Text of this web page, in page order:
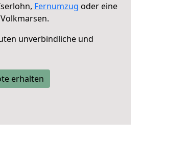
Fernumzug oder eine
unverbindliche und
erhalten